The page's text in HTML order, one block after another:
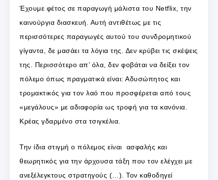
Έχουμε φέτος σε παραγωγή μάλιστα του Netflix, την
καινούργια διασκευή. Αυτή αντιθέτως με τις
περισσότερες παραγωγές αυτού του συνδρομητικού
γίγαντα, δε μασάει τα λόγια της. Δεν κρύβει τις σκέψεις
της. Περισσότερο απ’ όλα, δεν φοβάται να δείξει τoν
πόλεμο όπως πραγματικά είναι: Αδυσώπητος και
τρομακτικός για τον λαό που προσφέρεται από τους
«μεγάλους» με αδιαφορία ως τροφή για τα κανόνια.
Κρέας γδαρμένο στα τσιγκέλια.
Την ίδια στιγμή ο πόλεμος είναι ασφαλής και
θεωρητικός για την άρχουσα τάξη που τον ελέγχει με
ανεξέλεγκτους στρατηγούς (…). Τον καθοδηγεί